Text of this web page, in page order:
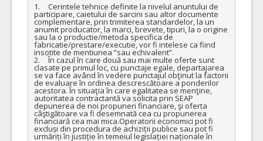
1.	Cerintele tehnice definite la nivelul anuntului de
participare, caietului de sarcini sau altor documente
complementare, prin trimiterea standardelor, la un
anumit producator, la marci, brevete, tipuri, la o origine
sau la o productie/metoda specifica de
fabricatie/prestare/executie, vor fi intelese ca fiind
insotite de mentiunea ”sau echivalent”.
2.	În cazul în care două sau mai multe oferte sunt
clasate pe primul loc, cu punctaje egale, departajarea
se va face având în vedere punctajul obţinut la factorii
de evaluare în ordinea descrescătoare a ponderilor
acestora. În situaţia în care egalitatea se menţine,
autoritatea contractantă va solicita prin SEAP
depunerea de noi propuneri financiare, şi oferta
câştigătoare va fi desemnată cea cu propunerea
financiară cea mai mica.Operatorii economici pot fi
excluși din procedura de achiziții publice sau pot fi
urmăriți în justiție în temeiul legislației naționale în